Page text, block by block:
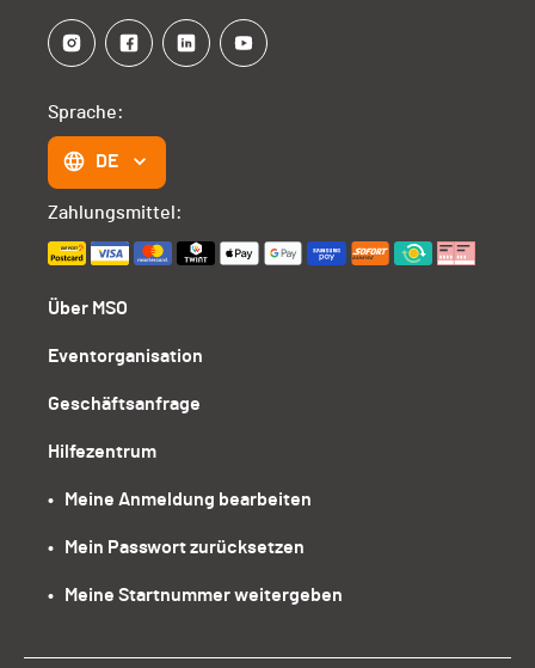
Über MSO
Eventorganisation
Geschäftsanfrage
Hilfezentrum
•   Meine Anmeldung bearbeiten
•   Mein Passwort zurücksetzen
•   Meine Startnummer weitergeben
Sprache:
DE
Zahlungsmittel: